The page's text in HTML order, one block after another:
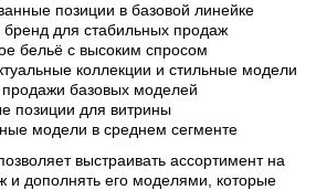
позиции в базовой линейке
для стабильных продаж
бельё с высоким спросом
коллекции и стильные модели
базовых моделей
позиции для витрины
модели в среднем сегменте
выстраивать ассортимент на
и дополнять его моделями, которые